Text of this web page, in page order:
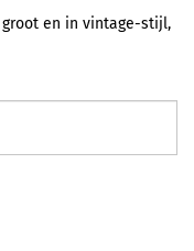
en in vintage-stijl,